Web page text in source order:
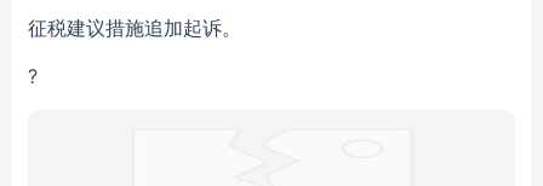
征税建议措施追加起诉。
?